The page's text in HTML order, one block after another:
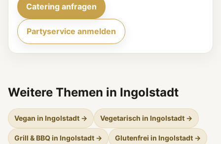
Catering anfragen
Partyservice anmelden
Weitere Themen in Ingolstadt
Vegan in Ingolstadt → Vegetarisch in Ingolstadt →
Grill & BBQ in Ingolstadt → Glutenfrei in Ingolstadt →